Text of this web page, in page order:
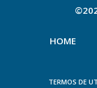
HOME
TERMOS DE